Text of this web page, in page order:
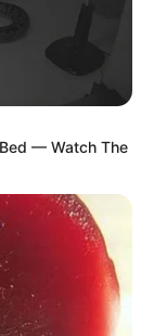
— Watch The